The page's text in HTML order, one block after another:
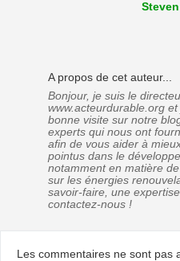
A propos de cet auteur...
Bonjour, je suis le
www.acteurdurable.org
bonne visite sur notre
experts qui nous ont
afin de vous aider à
pointus dans le
notamment en matière
sur les énergies
savoir-faire, une
contactez-nous !
Les commentaires ne sont pas